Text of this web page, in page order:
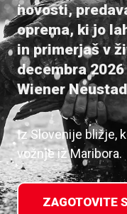
novosti,
oprema, ki jo
in primerjaš v
decembra
Wiener
Iz Slovenije bližje,
vožnje iz Maribora.
ZAGOTOVITE